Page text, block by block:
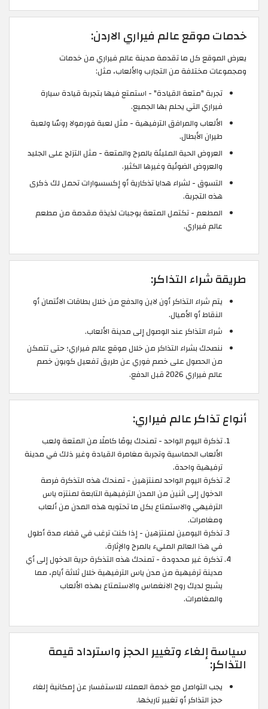
خدمات موقع عالم فيراري الاردن:
يعرض الموقع كل ما تقدمة مدينة عالم فيراري من خدمات
ومجموعات مختلفة من التجارب والألعاب، مثل:
تجربة "متعة القيادة" - استمتع فيها بتجربة قيادة سيارة
فيراري التي يحلم بها الجميع.
الألعاب والمرافق الترفيهية - مثل لعبة فورمولا روسّا ولعبة
طيران الأبطال.
العروض الحية المليئة بالمرح والمتعة - مثل التزلج على الجليد
والعروض الضوئية وغيرها الكثير.
التسوق - لشراء هدايا تذكارية أو إكسسوارات تحمل لك ذكرى
هذه التجربة.
المطعم - تكتمل المتعة بوجبات لذيذة مقدمة من مطعم
عالم فيراري.
طريقة شراء التذاكر:
يتم شراء التذاكر أون لاين والدفع من خلال بطاقات الائتمان أو
النقاط أو الأميال.
شراء التذاكر عند الوصول إلى مدينة الألعاب.
ننصحك بشراء التذاكر من خلال موقع عالم فيراري؛ حتى تتمكن
من الحصول على خصم فوري عن طريق تفعيل كوبون خصم
عالم فيراري 2026 قبل الدفع.
أنواع تذاكر عالم فيراري:
تذكرة اليوم الواحد - تمنحك يومًا كاملًا من المتعة ولعب
الألعاب الحماسية وتجربة مغامرة القيادة وغير ذلك في مدينة
ترفيهية واحدة.
تذكرة اليوم الواحد لمنتزهين - تمنحك هذه التذكرة فرصة
الدخول إلى اثنين من المدن الترفيهية التابعة لمنتزه ياس
الترفيهي والاستمتاع بكل ما تحتويه هذه المدن من ألعاب
ومغامرات.
تذكرة اليومين لمنتزهين - إذا كنت ترغب في قضاء مدة أطول
في هذا العالم المليء بالمرح والإثارة.
تذكرة غير محدودة - تمنحك هذه التذكرة حرية الدخول إلى أي
مدينة ترفيهية من مدن ياس الترفيهية خلال ثلاثة أيام، مما
يشبع لديك روح الانغماس والاستمتاع بهذه الألعاب
والمغامرات.
سياسة إلغاء وتغيير الحجز واسترداد قيمة
التذاكر:
يجب التواصل مع خدمة العملاء للاستفسار عن إمكانية إلغاء
حجز التذاكر أو تغيير تاريخها.